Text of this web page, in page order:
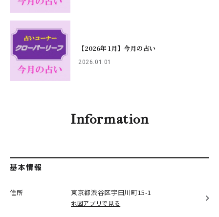
【2026年 1月】今月の占い
2026.01.01
Information
基本情報
住所 東京都渋谷区宇田川町15-1
地図アプリで見る